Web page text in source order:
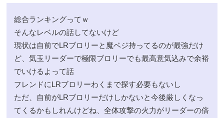
総合ランキングってｗ
そんなレベルの話してないけど
現状は自前でLRブロリーと魔ベジ持ってるのが最強だけ
ど、気玉リーダーで極限ブロリーでも最高意気込みで余裕
でいけるよって話
フレンドにLRブロリーわくまで探す必要もないし
ただ、自前がLRブロリーだけしかないと今後厳しくなっ
てくるかもしれんけどね、全体攻撃の火力がリーダーの倍